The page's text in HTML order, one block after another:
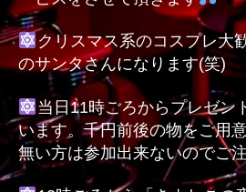
クリスマス系のコスプレ大
のサンタさんになります(笑)
当日11時ごろからプレゼン
います。千円前後の物をご用
無い方は参加出来ないのでご